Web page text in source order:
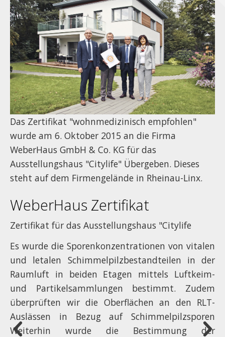
Das Zertifikat "wohnmedizinisch empfohlen"
wurde am 6. Oktober 2015 an die Firma
WeberHaus GmbH & Co. KG für das
Ausstellungshaus "Citylife" Übergeben. Dieses
steht auf dem Firmengelände in Rheinau-Linx.
WeberHaus Zertifikat
Zertifikat für das Ausstellungshaus "Citylife
Es wurde die Sporenkonzentrationen von vitalen
und letalen Schimmelpilzbestandteilen in der
Raumluft in beiden Etagen mittels Luftkeim-
und Partikelsammlungen bestimmt. Zudem
überprüften wir die Oberflächen an den RLT-
Auslässen in Bezug auf Schimmelpilzsporen
Weiterhin wurde die Bestimmung der